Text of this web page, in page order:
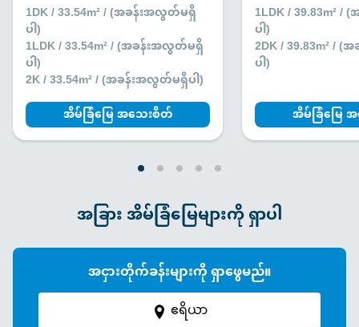
1DK / 33.54m² / (အခန်းအလွတ်မရှိ
ပါ)
1LDK / 33.54m² / (အခန်းအလွတ်မရှိ
ပါ)
2K / 33.54m² / (အခန်းအလွတ်မရှိပါ)
အိမ်ခြံမြေ အသေးစိတ်
1LDK / 39.83m²
ပါ)
2DK / 39.83m² /
ပါ)
အိမ်ခြံမြေ
အခြား အိမ်ခြံမြေများကို ရှာပါ
အငှားတိုက်ခန်းများကို ရှာဖွေမည်။
ဧရိယာ